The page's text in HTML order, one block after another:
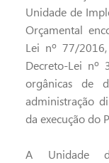
Unidade de
Orçamental
Lei nº 77/
Decreto-Lei nº
orgânicas de
administração
da execução do
A Unidade